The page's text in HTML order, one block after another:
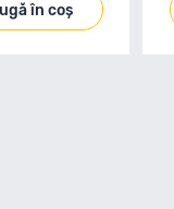
în coș